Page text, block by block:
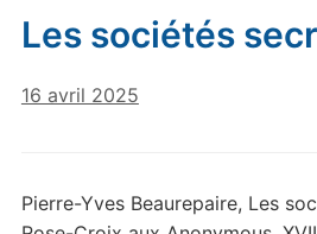
Les sociétés
16 avril 2025
Pierre-Yves Beaurepaire, Les